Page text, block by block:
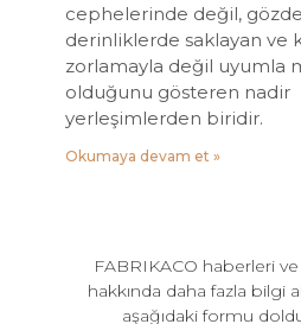
cephelerinde değil,
derinliklerde saklayan ve
zorlamayla değil uyumla
olduğunu gösteren nadir
yerleşimlerden biridir.
Okumaya devam et »
FABRIKACO haberleri
hakkında daha fazla bilgi
aşağıdaki formu